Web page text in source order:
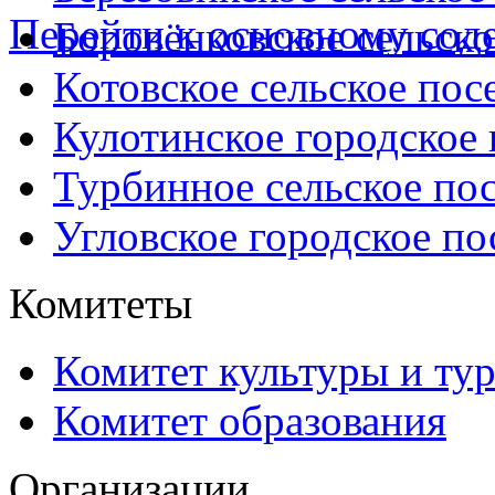
Перейти к основному
Боровёнковское
Котовское сельское
Кулотинское городское
Турбинное сельское
Угловское городское
Комитеты
Комитет культуры и
Комитет образования